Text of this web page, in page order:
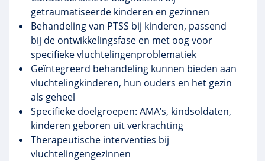
getraumatiseerde kinderen en gezinnen
Behandeling van PTSS bij kinderen, passend
bij de ontwikkelingsfase en met oog voor
specifieke vluchtelingenproblematiek
Geïntegreerd behandeling kunnen bieden aan
vluchtelingkinderen, hun ouders en het gezin
als geheel
Specifieke doelgroepen: AMA’s, kindsoldaten,
kinderen geboren uit verkrachting
Therapeutische interventies bij
vluchtelingengezinnen